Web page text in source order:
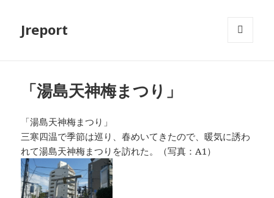
Jreport
「湯島天神梅まつり」
「湯島天神梅まつり」
三寒四温で季節は巡り、春めいてきたので、暖気に誘わ
れて湯島天神梅まつりを訪れた。（写真：A1）